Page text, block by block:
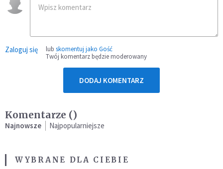
Zaloguj się lub skomentuj jako Gość
Twój komentarz będzie moderowany
DODAJ KOMENTARZ
Komentarze ()
Najnowsze Najpopularniejsze
WYBRANE DLA CIEBIE